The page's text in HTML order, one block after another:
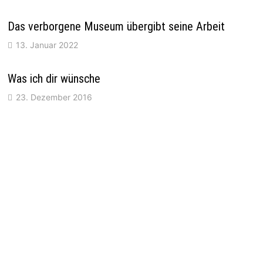
Das verborgene Museum übergibt seine Arbeit
13. Januar 2022
Was ich dir wünsche
23. Dezember 2016